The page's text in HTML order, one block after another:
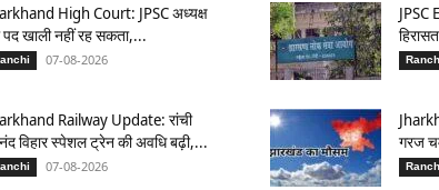
High Court: JPSC अध्यक्ष
पद खाली नहीं रह सकता,...
07-08-2026
JPSC
Railway Update: रांची
विहार स्पेशल ट्रेन की अवधि बढ़ी,...
07-08-2026
गरज